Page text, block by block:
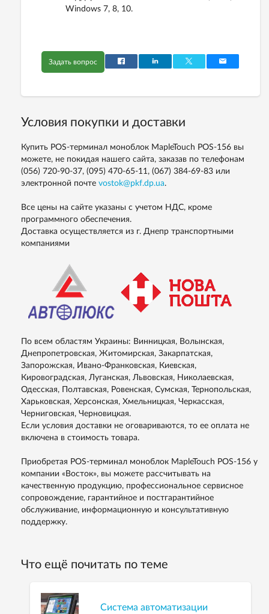
Windows 7, 8, 10.
Задать вопрос
Условия покупки и доставки
Купить POS-терминал моноблок MapleTouch POS-156 вы
можете, не покидая нашего сайта, заказав по телефонам
(056) 720-90-37, (095) 470-65-11, (067) 384-69-83 или
электронной почте vostok@pkf.dp.ua.
Все цены на сайте указаны с учетом НДС, кроме
программного обеспечения.
Доставка осуществляется из г. Днепр транспортными
компаниями
По всем областям Украины: Винницкая, Волынская,
Днепропетровская, Житомирская, Закарпатская,
Запорожская, Ивано-Франковская, Киевская,
Кировоградская, Луганская, Львовская, Николаевская,
Одесская, Полтавская, Ровенская, Сумская, Тернопольская,
Харьковская, Херсонская, Хмельницкая, Черкасская,
Черниговская, Черновицкая.
Если условия доставки не оговариваются, то ее оплата не
включена в стоимость товара.
Приобретая POS-терминал моноблок MapleTouch POS-156 у
компании «Восток», вы можете рассчитывать на
качественную продукцию, профессиональное сервисное
сопровождение, гарантийное и постгарантийное
обслуживание, информационную и консультативную
поддержку.
Что ещё почитать по теме
Система автоматизации